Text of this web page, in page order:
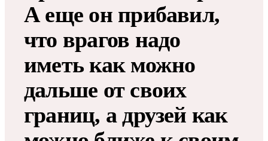
А еще он прибавил,
что врагов надо
иметь как можно
дальше от своих
границ, а друзей как